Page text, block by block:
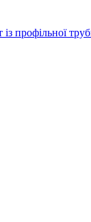
профільної